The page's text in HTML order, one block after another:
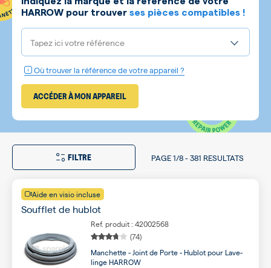
HARROW pour trouver ses pièces compatibles !
Tapez ici votre référence
Où trouver la référence de votre appareil ?
ACCÉDER À MON APPAREIL
FILTRE PAGE 1/8-381 RESULTATS
Aide en visio incluse
Soufflet de hublot
Ref. produit : 42002568
(74)
Manchette - Joint de Porte - Hublot pour Lave-
linge HARROW